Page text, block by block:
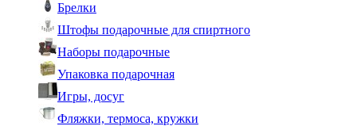
Брелки
Штофы подарочные для спиртного
Наборы подарочные
Упаковка подарочная
Игры, досуг
Фляжки, термоса, кружки